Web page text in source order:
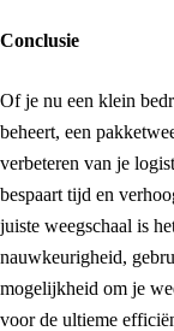
Conclusie
Of je nu een klein
beheert, een
verbeteren van je
bespaart tijd en
juiste weegschaal is
nauwkeurigheid,
mogelijkheid om je
voor de ultieme